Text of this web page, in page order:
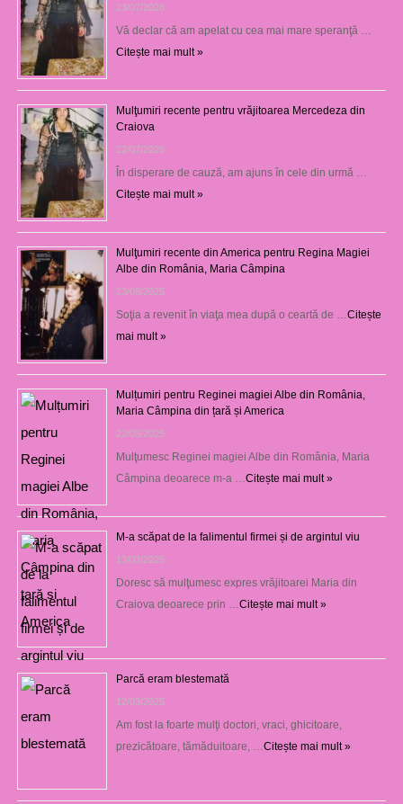
23/07/2026
Vă declar că am apelat cu cea mai mare speranţă …
Citește mai mult »
Mulţumiri recente pentru vrăjitoarea Mercedeza din
Craiova
22/07/2026
În disperare de cauză, am ajuns în cele din urmă …
Citește mai mult »
Mulţumiri recente din America pentru Regina Magiei
Albe din România, Maria Câmpina
23/08/2025
Soţia a revenit în viaţa mea după o ceartă de … Citește
mai mult »
Mulțumiri pentru Reginei magiei Albe din România,
Maria Câmpina din țară și America
22/05/2025
Mulţumesc Reginei magiei Albe din România, Maria
Câmpina deoarece m-a … Citește mai mult »
M-a scăpat de la falimentul firmei și de argintul viu
13/03/2025
Doresc să mulţumesc expres vrăjitoarei Maria din
Craiova deoarece prin … Citește mai mult »
Parcă eram blestemată
12/03/2025
Am fost la foarte mulţi doctori, vraci, ghicitoare,
prezicătoare, tămăduitoare, … Citește mai mult »